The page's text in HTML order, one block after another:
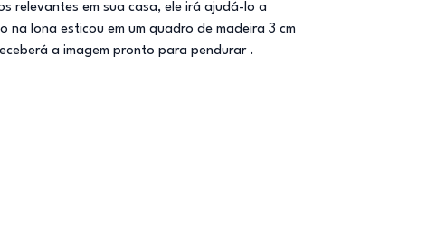
relevantes em sua casa, ele irá ajudá-lo a
lona esticou em um quadro de madeira 3 cm
a imagem pronto para pendurar .